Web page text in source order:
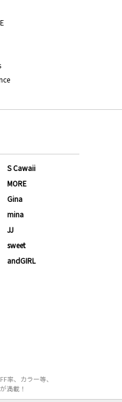
S Cawaii
MORE
Gina
mina
JJ
sweet
andGIRL
率、カラー等、
満載！